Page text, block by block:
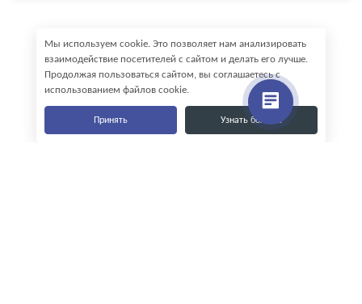
Мы используем cookie. Это позволяет нам анализировать
взаимодействие посетителей с сайтом и делать его лучше.
Продолжая пользоваться сайтом, вы соглашаетесь с
использованием файлов cookie.
Принять Узнать больше